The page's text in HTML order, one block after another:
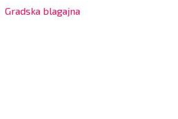
Gradska blagajna